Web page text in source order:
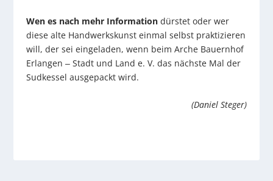
Wen es nach mehr Informationdürstet oder wer
diese alte Handwerkskunst einmal selbst praktizieren
will, der sei eingeladen, wenn beim Arche Bauernhof
Erlangen ‒ Stadt und Land e. V. das nächste Mal der
Sudkessel ausgepackt wird.
(Daniel Steger)